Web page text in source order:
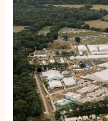
Van
90
landen
naar
Zuid-
Engeland
voor
een
van
de